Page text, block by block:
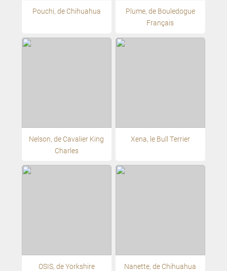
Pouchi, de Chihuahua
Plume, de Bouledogue
Français
Nelson, de Cavalier King
Charles
Xena, le Bull Terrier
OSIS, de Yorkshire Nanette, de Chihuahua